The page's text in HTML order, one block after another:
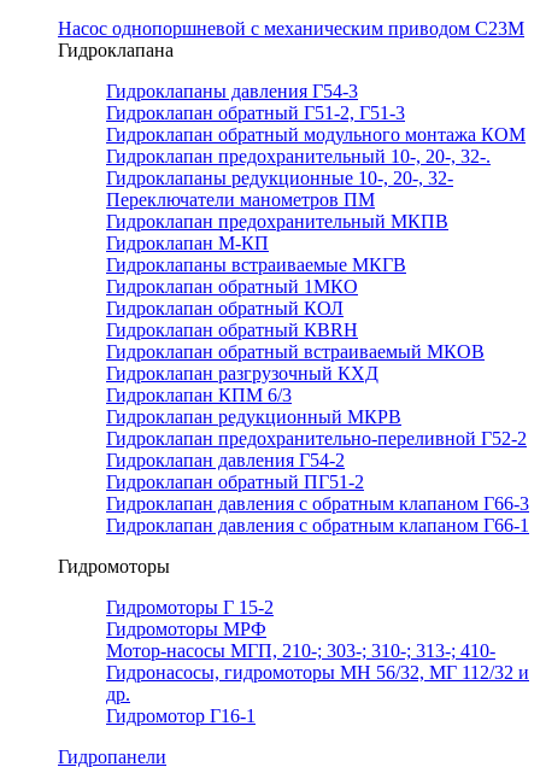
Насос однопоршневой с механическим приводом С23М
Гидроклапана
Гидроклапаны давления Г54-3
Гидроклапан обратный Г51-2, Г51-3
Гидроклапан обратный модульного монтажа КОМ
Гидроклапан предохранительный 10-, 20-, 32-.
Гидроклапаны редукционные 10-, 20-, 32-
Переключатели манометров ПМ
Гидроклапан предохранительный МКПВ
Гидроклапан М-КП
Гидроклапаны встраиваемые МКГВ
Гидроклапан обратный 1МКО
Гидроклапан обратный КОЛ
Гидроклапан обратный КВRН
Гидроклапан обратный встраиваемый МКОВ
Гидроклапан разгрузочный КХД
Гидроклапан КПМ 6/3
Гидроклапан редукционный МКРВ
Гидроклапан предохранительно-переливной Г52-2
Гидроклапан давления Г54-2
Гидроклапан обратный ПГ51-2
Гидроклапан давления с обратным клапаном Г66-3
Гидроклапан давления с обратным клапаном Г66-1
Гидромоторы
Гидромоторы Г 15-2
Гидромоторы МРФ
Мотор-насосы МГП, 210-; 303-; 310-; 313-; 410-
Гидронасосы, гидромоторы МН 56/32, МГ 112/32 и
др.
Гидромотор Г16-1
Гидропанели